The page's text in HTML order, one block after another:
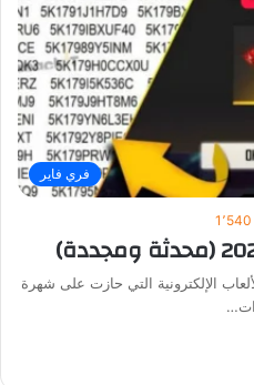
فري فاير
1٬540
الإلكترونية التي حازت على شهرة